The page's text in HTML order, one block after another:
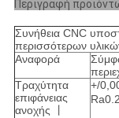
Περιγραφή
Συνήθεια CNC
περισσότερων
Αναφορά
Τραχύτητα
επιφάνειας
ανοχής 丨
+/